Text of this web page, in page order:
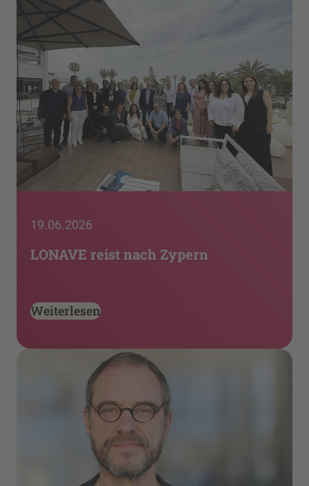
19.06.2026
LONAVE reist nach Zypern
Weiterlesen